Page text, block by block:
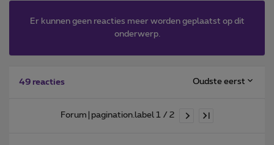
Er kunnen geen reacties meer worden geplaatst op dit
onderwerp.
49 reacties Oudste eerst
Forum|pagination.label 1 / 2